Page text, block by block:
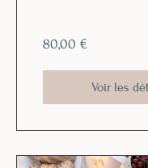
80,00 €
Voir les